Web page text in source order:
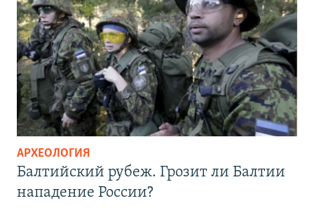
АРХЕОЛОГИЯ
Балтийский рубеж. Грозит ли Балтии
нападение России?